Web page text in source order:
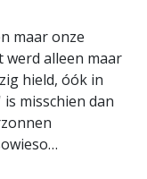
maar onze
werd alleen maar
hield, óók in
misschien dan